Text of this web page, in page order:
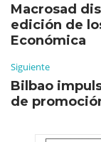
Macrosad
edición de
Económica
Siguiente
Bilbao
de